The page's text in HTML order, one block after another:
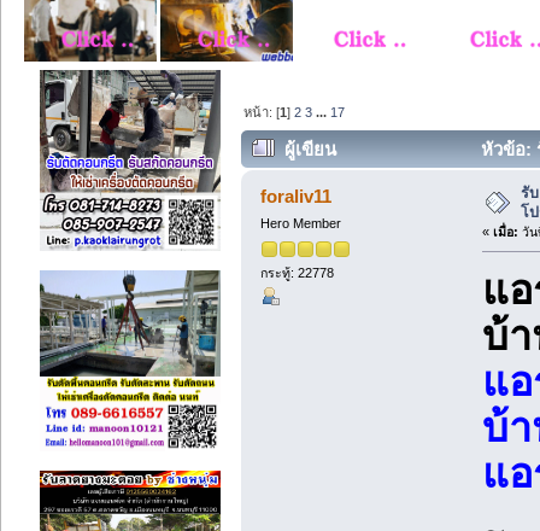
หน้า: [1]2 3 ... 17
ผู้เขียน
หัวข้อ:
7316 ครั้ง)
foraliv11
Hero Member
กระทู้: 22778
รั
โ
« เมื่อ: วัน
แ
บ้
แ
บ้
แ